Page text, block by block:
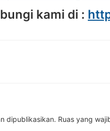
kami di :
dipublikasikan. Ruas yang